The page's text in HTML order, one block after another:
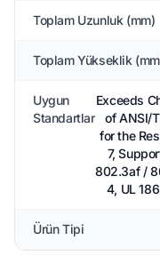
Toplam Uzunluk (mm)
Toplam Yükseklik
Uygun
Standartlar
Exceeds
of ANSI/
for the
7,
802.3af /
4, UL
Ürün Tipi